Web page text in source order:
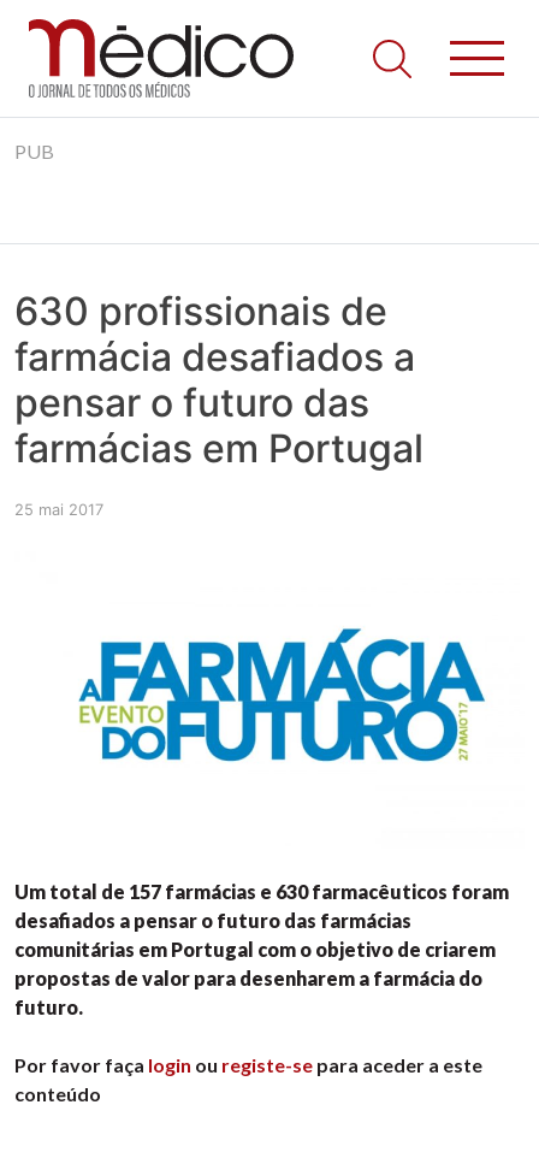
to
Jornal Médico
Médico – O Jornal de Todos os Médicos. Onde as notícias
realmente contam! Tudo o que se passa na Saúde!
PUB
630 profissionais de
farmácia desafiados a
pensar o futuro das
farmácias em Portugal
25 mai 2017
Um total de 157 farmácias e 630 farmacêuticos foram
desafiados a pensar o futuro das farmácias
comunitárias em Portugal com o objetivo de criarem
propostas de valor para desenharem a farmácia do
futuro.
Por favor faça login ou registe-se para aceder a este
conteúdo